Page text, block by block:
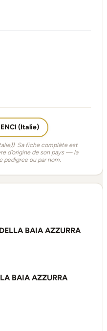
(Italie)
Sa fiche complète est
d'origine de son pays — la
pedigree ou par nom.
BAIA AZZURRA
BAIA AZZURRA